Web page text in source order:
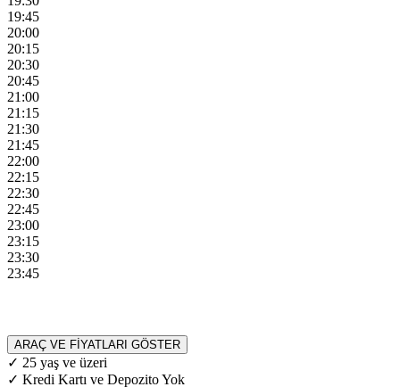
19:45
20:00
20:15
20:30
20:45
21:00
21:15
21:30
21:45
22:00
22:15
22:30
22:45
23:00
23:15
23:30
23:45
ARAÇ VE FİYATLARI GÖSTER
✓ 25 yaş ve üzeri
✓ Kredi Kartı ve Depozito Yok